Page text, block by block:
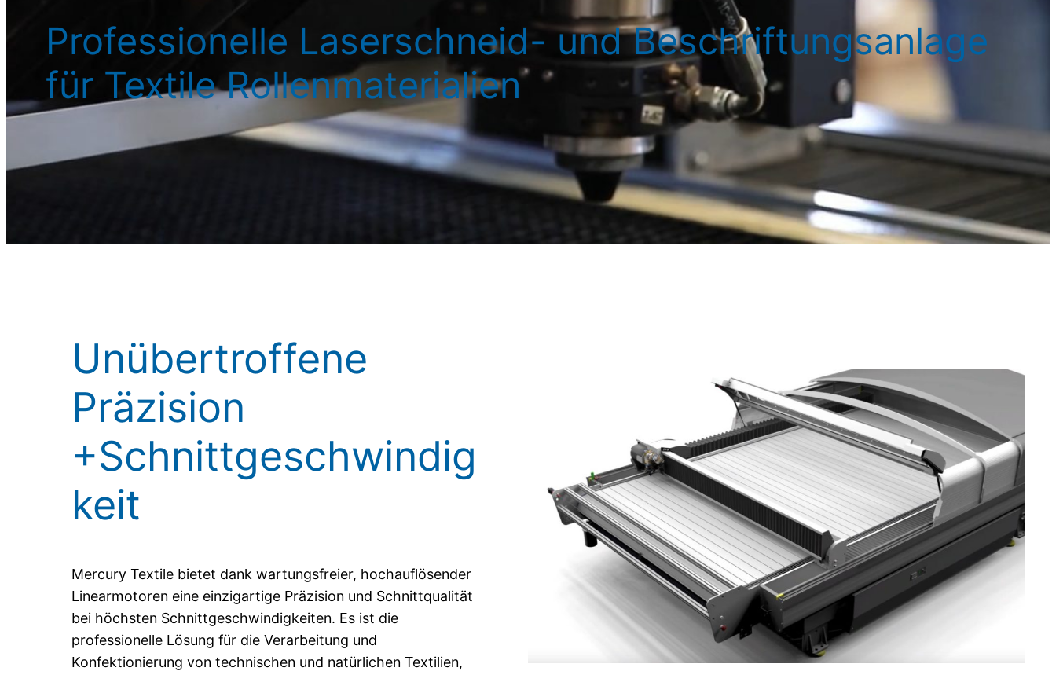
Professionelle Laserschneid- und Beschriftungsanlage
für Textile Rollenmaterialien
Unübertroffene
Präzision
+Schnittgeschwindig
keit
Mercury Textile bietet dank wartungsfreier, hochauflösender
Linearmotoren eine einzigartige Präzision und Schnittqualität
bei höchsten Schnittgeschwindigkeiten. Es ist die
professionelle Lösung für die Verarbeitung und
Konfektionierung von technischen und natürlichen Textilien,